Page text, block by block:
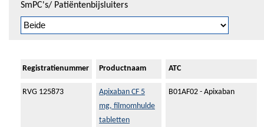
SmPC's/ Patiëntenbijsluiters
Registratienummer Productnaam ATC
RVG 125873
Apixaban CF 5
mg, filmomhulde
tabletten
B01AF02 - Apixaban